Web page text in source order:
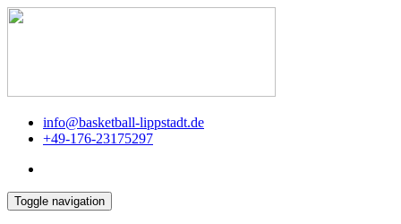
info@basketball-lippstadt.de
+49-176-23175297
Toggle navigation